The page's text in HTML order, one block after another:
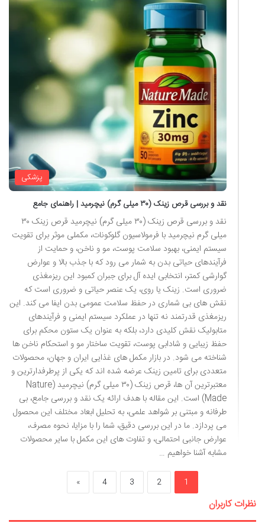
پزشکی
نقد و بررسی قرص زینک (۳۰ میلی گرم) نیچرمید | راهنمای جامع
نقد و بررسی قرص زینک (۳۰ میلی گرم) نیچرمید قرص زینک ۳۰
میلی گرم نیچرمید با فرمولاسیون گلوکونات، مکملی موثر برای تقویت
سیستم ایمنی، بهبود سلامت پوست، مو و ناخن، و حمایت از
فرآیندهای حیاتی بدن به شمار می رود که با جذب بالا و عوارض
گوارشی کمتر، انتخابی ایده آل برای جبران کمبود این ریزمغذی
ضروری است. زینک یا روی، یک عنصر حیاتی و ضروری است که
نقش های بی شماری در حفظ سلامت عمومی بدن ایفا می کند. این
ریزمغذی قدرتمند نه تنها در عملکرد سیستم ایمنی و فرآیندهای
متابولیک نقش کلیدی دارد، بلکه به عنوان یک ستون محکم برای
حفظ زیبایی و شادابی پوست، تقویت ساختار مو و استحکام ناخن ها
شناخته می شود. در بازار مکمل های غذایی ایران و جهان، محصولات
متعددی برای تامین زینک عرضه شده اند که یکی از پرطرفدارترین و
معتبرترین آن ها، قرص زینک (۳۰ میلی گرم) نیچرمید (Nature
Made) است. این مقاله با هدف ارائه یک نقد و بررسی جامع، بی
طرفانه و مبتنی بر شواهد علمی، به تحلیل ابعاد مختلف این محصول
می پردازد. ما در این بررسی دقیق، شما را با مزایا، نحوه مصرف،
عوارض جانبی احتمالی، و تفاوت های این مکمل با سایر محصولات
مشابه آشنا خواهیم …
1
2
3
4
»
نظرات کاربران